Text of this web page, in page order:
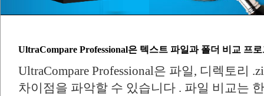
UltraCompare Professional은 텍스트 파일과 폴더 비교 프
UltraCompare Professional은 파일, 디렉토리
차이점을 파악할 수 있습니다 . 파일 비교는